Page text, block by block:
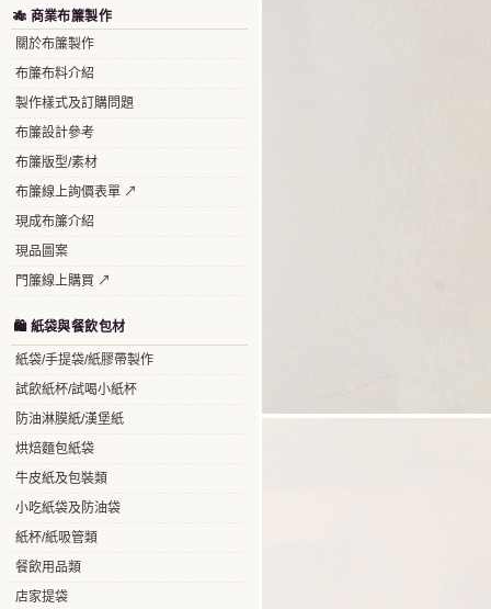
🎋 商業布簾製作
關於布簾製作
布簾布料介紹
製作樣式及訂購問題
布簾設計參考
布簾版型/素材
布簾線上詢價表單 ↗
現成布簾介紹
現品圖案
門簾線上購買 ↗
🛍️ 紙袋與餐飲包材
紙袋/手提袋/紙膠帶製作
試飲紙杯/試喝小紙杯
防油淋膜紙/漢堡紙
烘焙麵包紙袋
牛皮紙及包裝類
小吃紙袋及防油袋
紙杯/紙吸管類
餐飲用品類
店家提袋